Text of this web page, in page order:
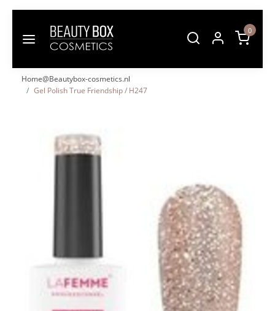
0
Home@Beautybox-cosmetics.nl
Gel Polish True Friendship / H247